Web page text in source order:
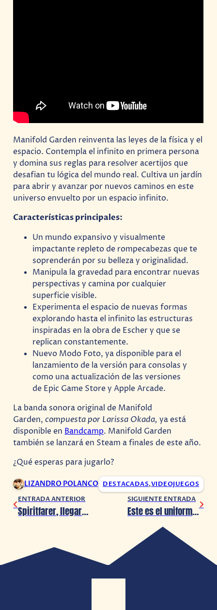
Manifold Garden reinventa las leyes de la física y el
espacio. Contempla el infinito en primera persona
y domina sus reglas para resolver acertijos que
desafian tu lógica del mundo real. Cultiva un jardín
para abrir y avanzar por nuevos caminos en este
universo envuelto por un espacio infinito.
Características principales:
Un mundo expansivo y visualmente
impactante repleto de rompecabezas que te
soprenderán por su belleza y originalidad.
Manipula la gravedad para encontrar nuevas
perspectivas y camina por cualquier
superficie visible.
Experimenta el espacio de nuevas formas
explorando hasta el infinito las estructuras
inspiradas en la obra de Escher y que se
replican constantemente.
Nuevo Modo Foto, ya disponible para el
lanzamiento de la versión para consolas y
como una actualización de las versiones
de Epic Game Store y Apple Arcade.
La banda sonora original de Manifold
Garden,compuesta por Larissa Okada, ya está
disponible en Bandcamp. Manifold Garden
también se lanzará en Steam a finales de este año.
¿Qué esperas para jugarlo?
LIZANDRO POLANCO DESTACADAS,VIDEOJUEGOS
ENTRADA ANTERIOR
Spiritfarer, llegará a la Nintendo Switch en 2020
SIGUIENTE ENTRADA
Este es el uniforme de Lebron James en Space Jam 2